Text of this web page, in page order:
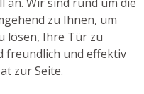
zu Ihnen, um
lösen, Ihre Tür zu
freundlich und effektiv
zur Seite.